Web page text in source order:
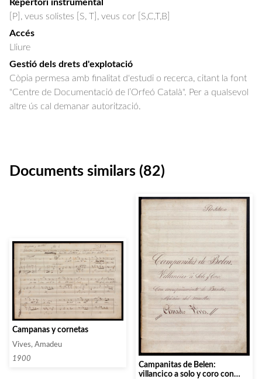
Repertori instrumental
[P], veus solistes [S, T], veus cor [S,C,T,B]
Accés
Lliure
Gestió dels drets d'explotació
Còpia permesa amb finalitat d'estudi o recerca, citant la font
"Centre de Documentació de l’Orfeó Català". Per a qualsevol
altre ús cal demanar autorització.
Documents similars (82)
Campanas y cornetas
Vives, Amadeu
1900
Campanitas de Belen:
villancico a solo y coro con